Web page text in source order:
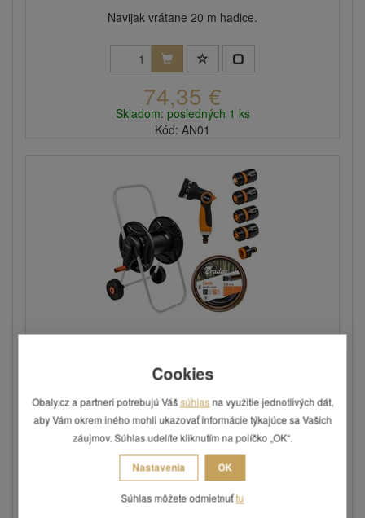
Navijak vrátane 20 m hadice.
74,35 €
Skladom: posledných 1 ks
Kód: AN01
hadicou, piš...
35,11 €
Skladom: posledných 1 ks
Kód: PV01
Cookies
Obaly.cz a partneri potrebujú Vášsúhlas na využitie jednotlivých dát,
aby Vám okrem iného mohli ukazovať informácie týkajúce sa Vašich
záujmov. Súhlas udelíte kliknutím na políčko „OK“.
Nastavenia OK
Súhlas môžete odmietnuťtu